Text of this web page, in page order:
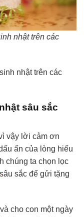
nhật trên các
nhật trên các
sâu sắc
vậy lời cảm ơn
ấn của lòng hiếu
chúng ta chọn lọc
sâu sắc để gửi tặng
cho con một ngày